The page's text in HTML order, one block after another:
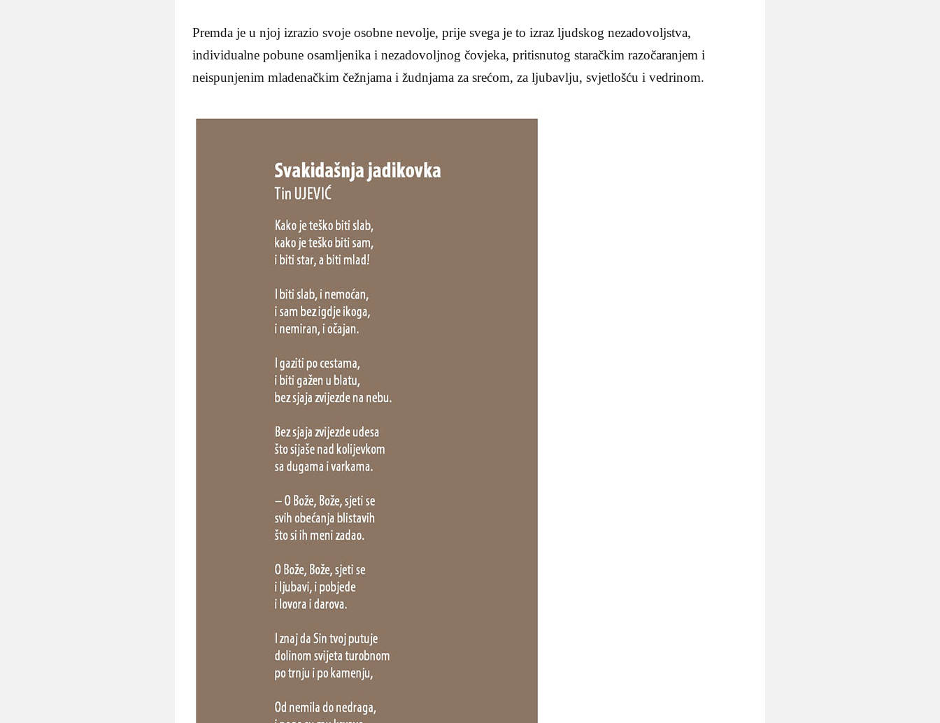
Premda je u njoj izrazio svoje osobne nevolje, prije svega je to izraz ljudskog nezadovoljstva,
individualne pobune osamljenika i nezadovoljnog čovjeka, pritisnutog staračkim razočaranjem i
neispunjenim mladenačkim čežnjama i žudnjama za srećom, za ljubavlju, svjetlošću i vedrinom.